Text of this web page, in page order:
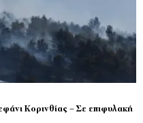
Κορινθίας – Σε επιφυλακή